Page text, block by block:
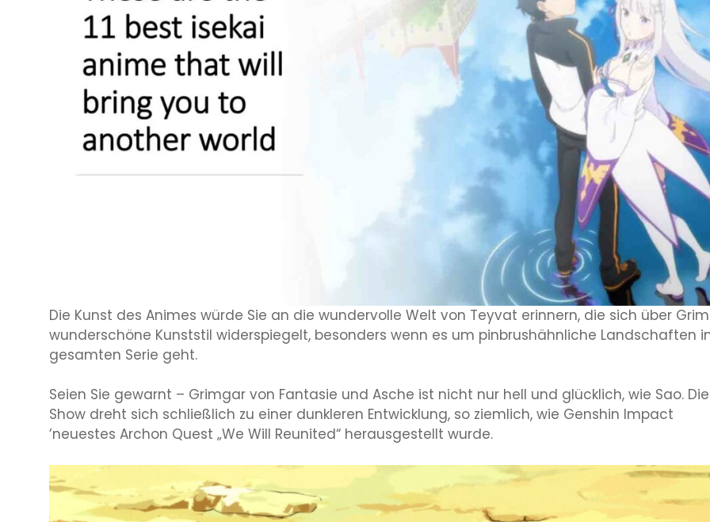
Die Kunst des Animes würde Sie an die wundervolle Welt von Teyvat erinnern, die sich über
wunderschöne Kunststil widerspiegelt, besonders wenn es um pinbrushähnliche Landschaften
gesamten Serie geht.
Seien Sie gewarnt – Grimgar von Fantasie und Asche ist nicht nur hell und glücklich, wie Sao. Die
Show dreht sich schließlich zu einer dunkleren Entwicklung, so ziemlich, wie Genshin Impact
’neuestes Archon Quest „We Will Reunited“ herausgestellt wurde.